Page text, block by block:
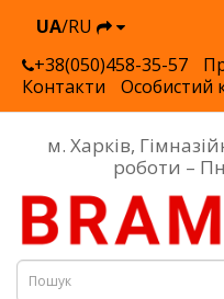
UA/RU
+38(050)458-35-57
Контакти
Особистий
м. Харків,
роботи –